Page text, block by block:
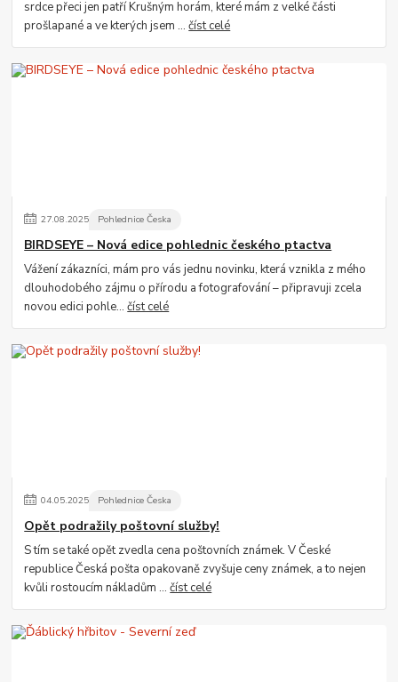
srdce přeci jen patří Krušným horám, které mám z velké části
prošlapané a ve kterých jsem ...číst celé
27.08.2025 Pohlednice Česka
BIRDSEYE – Nová edice pohlednic českého ptactva
Vážení zákazníci, mám pro vás jednu novinku, která vznikla z mého
dlouhodobého zájmu o přírodu a fotografování – připravuji zcela
novou edici pohle...číst celé
04.05.2025 Pohlednice Česka
Opět podražily poštovní služby!
S tím se také opět zvedla cena poštovních známek. V České
republice Česká pošta opakovaně zvyšuje ceny známek, a to nejen
kvůli rostoucím nákladům ...číst celé